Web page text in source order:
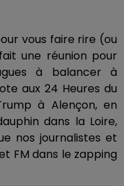
vous faire rire (ou
une réunion pour
à balancer à
aux 24 Heures du
à Alençon, en
dans la Loire,
nos journalistes et
FM dans le zapping